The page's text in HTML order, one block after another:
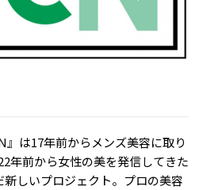
は17年前からメンズ美容に取り
年前から女性の美を発信してきた
新しいプロジェクト。プロの美容